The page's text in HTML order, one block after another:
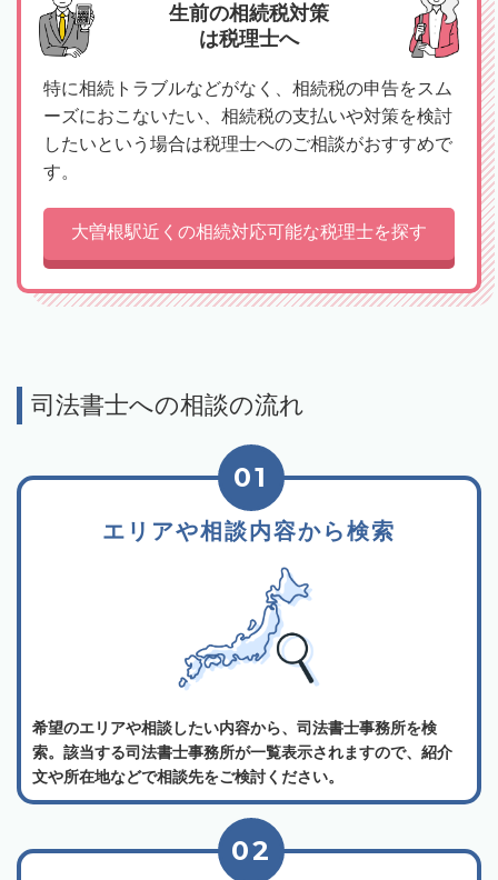
生前の相続税対策
は税理士へ
特に相続トラブルなどがなく、相続税の申告をスム
ーズにおこないたい、相続税の支払いや対策を検討
したいという場合は税理士へのご相談がおすすめで
す。
大曽根駅近くの相続対応可能な税理士を探す
司法書士への相談の流れ
エリアや相談内容から検索
01
希望のエリアや相談したい内容から、司法書士事務所を検
索。該当する司法書士事務所が一覧表示されますので、紹介
文や所在地などで相談先をご検討ください。
02